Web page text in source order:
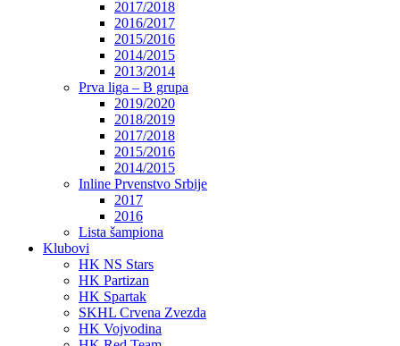
2017/2018
2016/2017
2015/2016
2014/2015
2013/2014
Prva liga – B grupa
2019/2020
2018/2019
2017/2018
2015/2016
2014/2015
Inline Prvenstvo Srbije
2017
2016
Lista šampiona
Klubovi
HK NS Stars
HK Partizan
HK Spartak
SKHL Crvena Zvezda
HK Vojvodina